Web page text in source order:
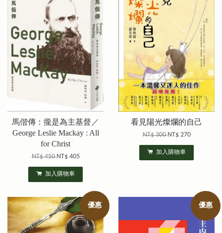
馬偕傳：攏是為主基督／
George Leslie Mackay : All
for Christ
NT$ 450NT$ 405
加入購物車
看見陽光燦爛的自己
NT$ 300NT$ 270
加入購物車
優惠 優惠